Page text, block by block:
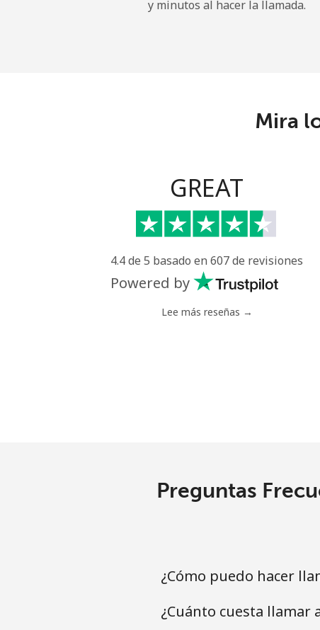
Libya
Liechtenstein
Celular
Lithuania
Línea fija
Celular
y minutos al hacer la llamada.
Mira
GREAT
4.4 de 5 basado en 607 de revisiones
Powered by
Lee más reseñas →
Preguntas
¿Cómo puedo hacer
¿Cuánto cuesta llamar